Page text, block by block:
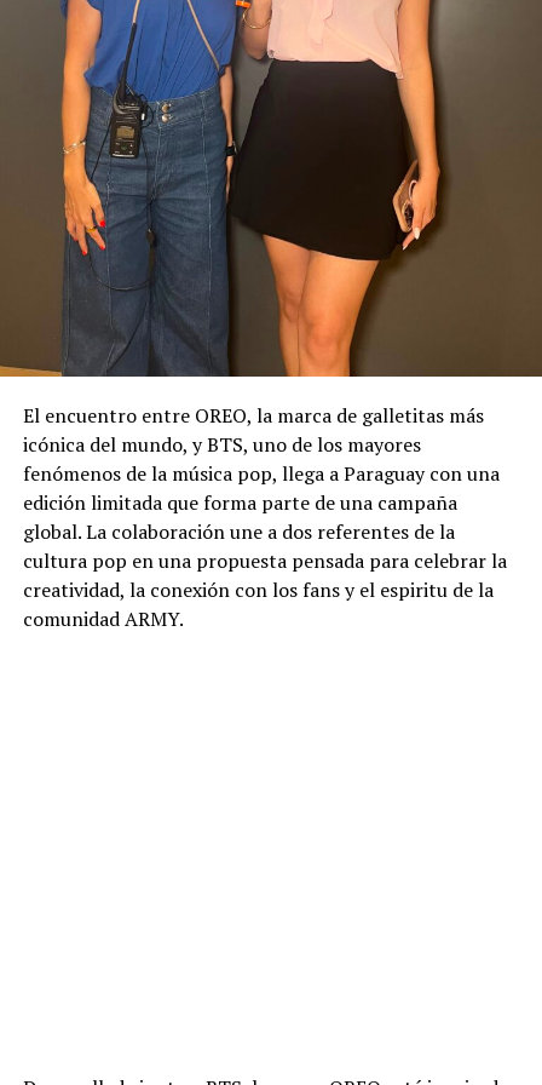
El encuentro entre OREO, la marca de galletitas más
icónica del mundo, y BTS, uno de los mayores
fenómenos de la música pop, llega a Paraguay con una
edición limitada que forma parte de una campaña
global. La colaboración une a dos referentes de la
cultura pop en una propuesta pensada para celebrar la
creatividad, la conexión con los fans y el espiritu de la
comunidad ARMY.